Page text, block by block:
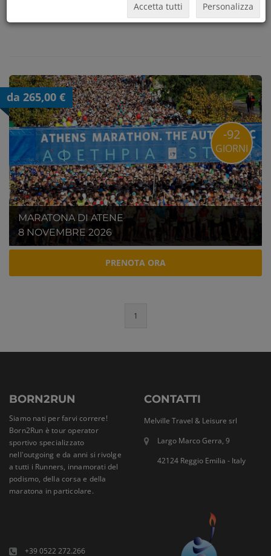
da 265,00 €
MARATONA DI ATENE
8 NOVEMBRE 2026
-92
GIORNI
PRENOTA ORA
1
BORN2RUN
Siamo nati per farvi correre!
Born2Run è tour operator
sportivo specializzato
nell'outgoing e da anni si rivolge
a tutti i Runners, innamorati del
podismo, della corsa e della
maratona in particolare.
CONTATTI
Melville Travel & Leisure srl
Largo Marco Gerra, 9
42124 Reggio Emilia - Italy
+39 0522 272.266
Accetta tutti Personalizza